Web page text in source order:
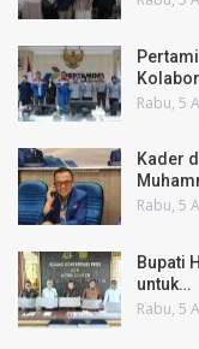
Rabu, 5
Kader
Rabu, 5
Bupati
untuk…
Rabu, 5